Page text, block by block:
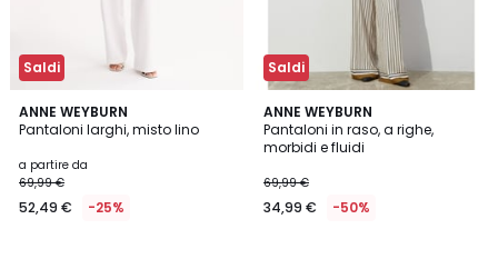
Saldi
ANNE WEYBURN
Pantaloni larghi, misto lino
a partire da
69,99 €
52,49 € -25%
4,4
/ 5
2
Colori
Saldi
ANNE WEYBURN
Pantaloni in raso, a righe,
morbidi e fluidi
69,99 €
34,99 € -50%
4
/
5